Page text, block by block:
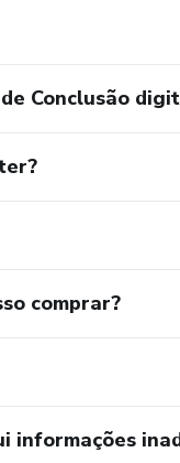
o parecer
Conclusão
comprar?
informações